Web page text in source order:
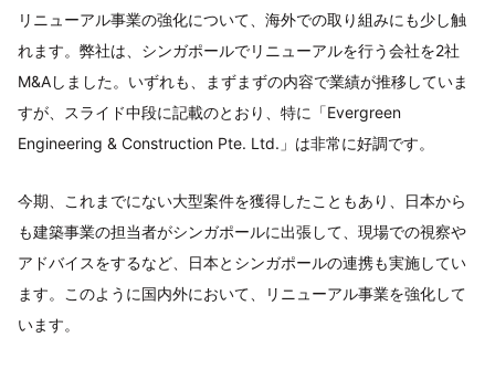
リニューアル事業の強化について、海外での取り組みにも少し触
れます。弊社は、シンガポールでリニューアルを行う会社を2社
M&Aしました。いずれも、まずまずの内容で業績が推移していま
すが、スライド中段に記載のとおり、特に「Evergreen
Engineering & Construction Pte. Ltd.」は非常に好調です。
今期、これまでにない大型案件を獲得したこともあり、日本から
も建築事業の担当者がシンガポールに出張して、現場での視察や
アドバイスをするなど、日本とシンガポールの連携も実施してい
ます。このように国内外において、リニューアル事業を強化して
います。